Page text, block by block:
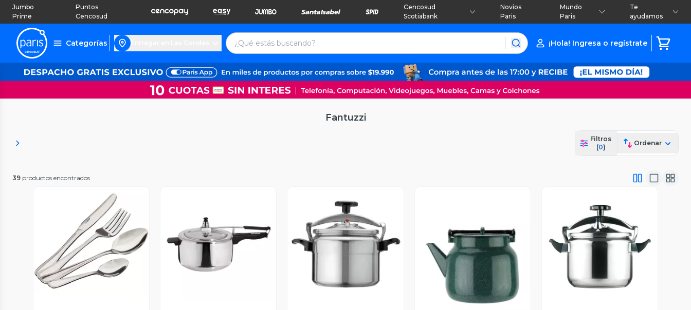
Jumbo
Prime
Puntos
Cencosud
Cencosud
Scotiabank
Novios
Paris
Mundo
Paris
Te
ayudamos
Categorías ¡Hola! Ingresa o regístrate
Fantuzzi
Filtros
(0)
Ordenar
39 productos encontrados
Vista Previa Vista Previa Vista Previa